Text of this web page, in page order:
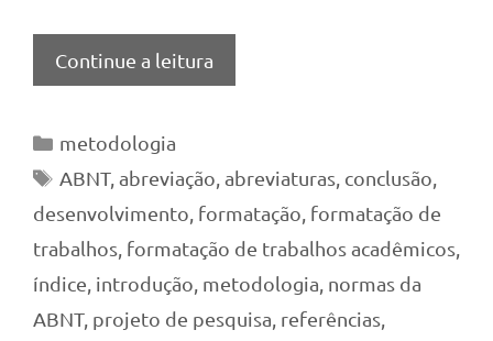
Continue a leitura
Categorias
metodologia
Tags
ABNT, abreviação abreviaturas, conclusão
desenvolvimento formatação formatação de
trabalhos formatação de trabalhos acadêmicos
índice introdução metodologia normas da
ABNT, projeto de pesquisa referências